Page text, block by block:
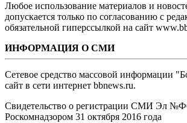
Любое использование материалов и
допускается только по согласованию с
обязательной гиперссылкой на сайт
ИНФОРМАЦИЯ О СМИ
Сетевое средство массовой информации
сайт в сети интернет bbnews.ru.
Свидетельство о регистрации СМИ Эл
Роскомнадзором 31 октября 2016 года